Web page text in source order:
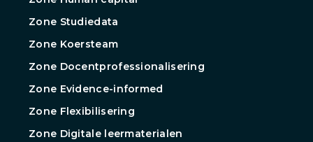
Zone Studiedata
Zone Koersteam
Zone Docentprofessionalisering
Zone Evidence-informed
Zone Flexibilisering
Zone Digitale leermaterialen